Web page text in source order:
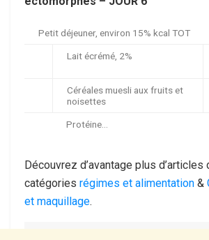
Petit déjeuner, environ 15% kcal TOT
Lait écrémé, 2%
Céréales muesli aux fruits et
noisettes
Protéine…
Découvrez d’avantage plus d’articles
catégories régimes et alimentation &
et maquillage.